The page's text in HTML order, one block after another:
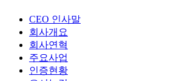
CEO 인사말
회사개요
회사연혁
주요사업
인증현황